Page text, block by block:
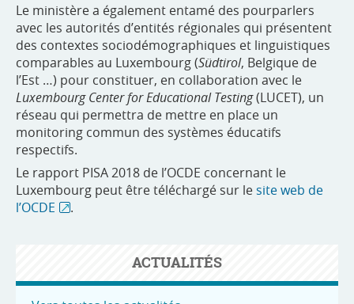
Le ministère a également entamé des pourparlers
avec les autorités d’entités régionales qui présentent
des contextes sociodémographiques et linguistiques
comparables au Luxembourg (Südtirol, Belgique de
l’Est …) pour constituer, en collaboration avec le
Luxembourg Center for Educational Testing(LUCET), un
réseau qui permettra de mettre en place un
monitoring commun des systèmes éducatifs
respectifs.
Le rapport PISA 2018 de l’OCDE concernant le
Luxembourg peut être téléchargé sur le site web de
l’OCDE
.
ACTUALITÉS